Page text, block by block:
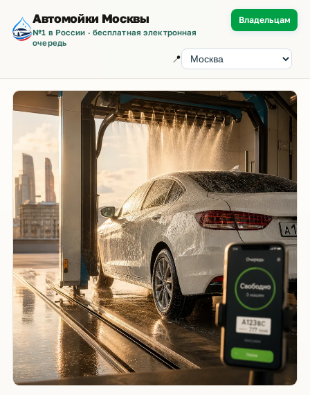
Автомойки Москвы
№1 в России · бесплатная электронная
очередь
📍
Владельцам